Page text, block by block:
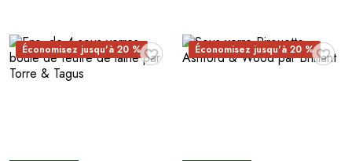
♥
Économisez jusqu'à 20 % ♥
Économisez jusqu'à 20 %